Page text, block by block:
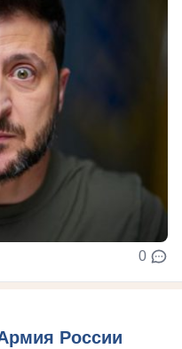
0
России